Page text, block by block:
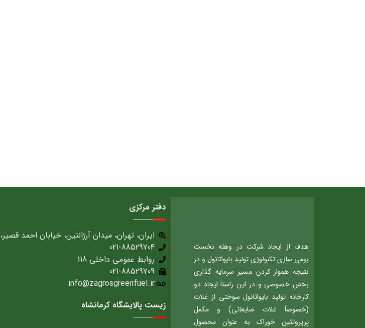
هدف از ایجاد شرکت در وهله نخست
بومی سازی تکنولوژی تولید بایواتانول و در
نتیجه هموار کردن مسیر سرمایه گذاری
بخش خصوصی و در این راستا ایجاد دو
کارخانه تولید بایواتانول سوختی از غلات
(خصوصاً غلات ضایعاتی) و مکمل
پرپروتئین خوراک به عنوان محصول
دفتر مرکزی
ایران، تهران، میدان آرژانتین، خیابان احمد قصیر، 16 غربی، پلاک 9، طبقه پنجم
021-88529704
روابط عمومی داخلی 118
021-88529709
info@zagrosgreenfuel.ir​
زیست پالایشگاه کرمانشاه